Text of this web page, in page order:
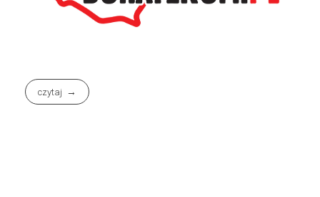
czytaj